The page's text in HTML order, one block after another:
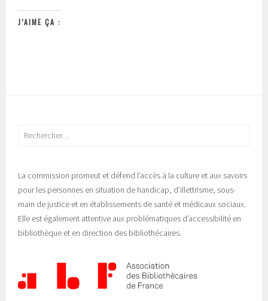
J’AIME ÇA :
Rechercher :
La commission promeut et défend l’accès à la culture et aux savoirs
pour les personnes en situation de handicap, d’illettrisme, sous-
main de justice et en établissements de santé et médicaux sociaux.
Elle est également attentive aux problématiques d’accessibilité en
bibliothèque et en direction des bibliothécaires.